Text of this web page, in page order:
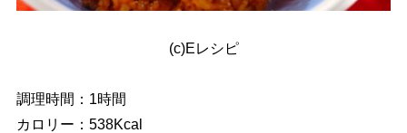
(c)Eレシピ
調理時間：1時間
カロリー：538Kcal